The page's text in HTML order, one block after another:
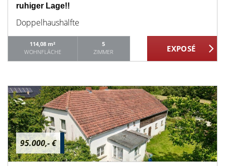
ruhiger Lage!!
Doppelhaushälfte
114,08 m²
WOHNFLÄCHE
5
ZIMMER
95.000,- €